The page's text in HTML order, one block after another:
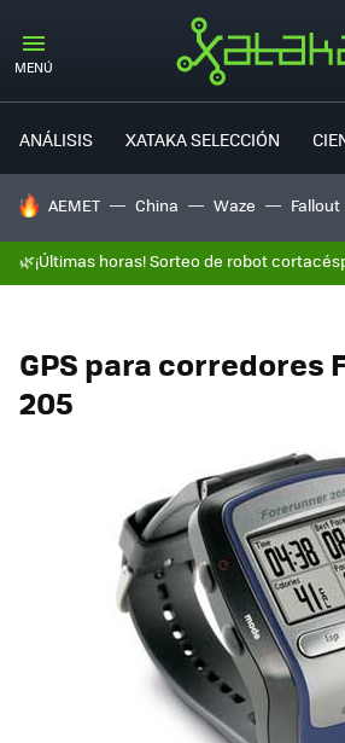
MENÚ
ANÁLISIS XATAKA SELECCIÓN
HOY SE HABLA DE
AEMET China Waze Fallout
🌿¡Últimas horas! Sorteo de robot
GPS para corredores
205